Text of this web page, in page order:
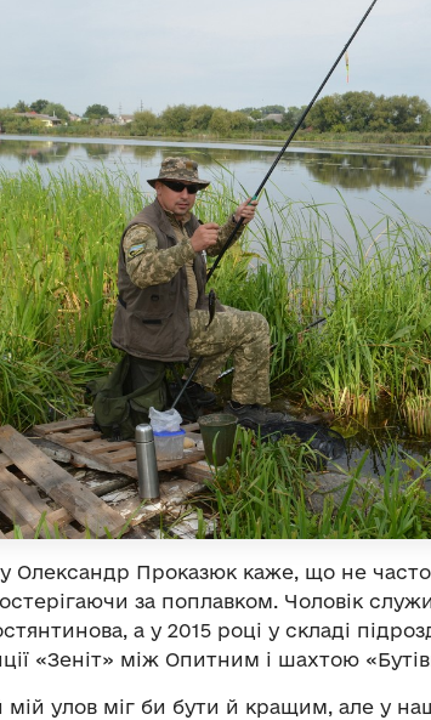
Олександр Проказюк каже, що не
за поплавком. Чоловік
а у 2015 році у складі
«Зеніт» між Опитним і шахтою
мій улов міг би бути й кращим, але у